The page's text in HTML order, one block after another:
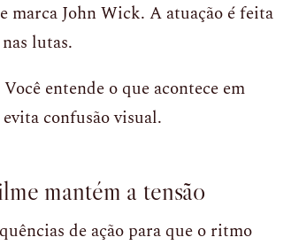
marca John Wick. A atuação é feita
lutas.
entende o que acontece em
confusão visual.
mantém a tensão
de ação para que o ritmo